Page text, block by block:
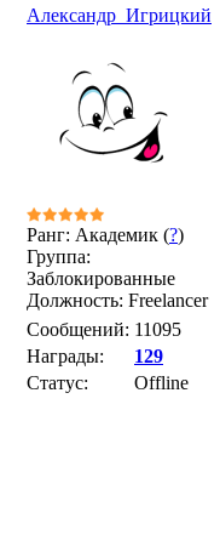
Александр_Игрицкий
Ранг: Академик (?)
Группа:
Заблокированные
Должность: Freelancer
Сообщений: 11095
Награды:
129
Статус:
Offline